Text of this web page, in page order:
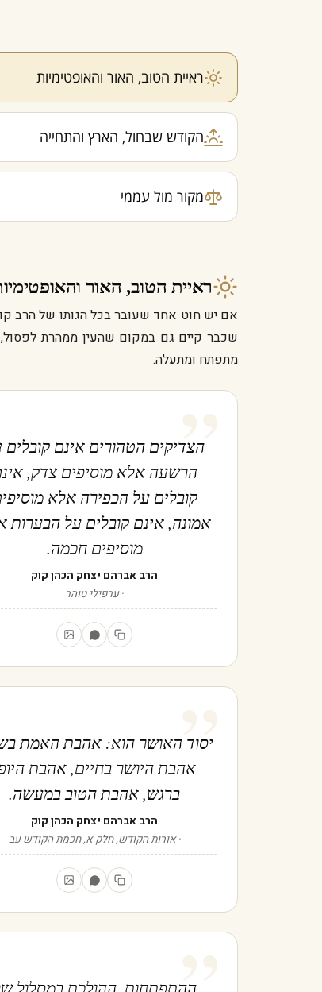
ראיית הטוב, האור והאופטימיות
הקודש שבחול, הארץ והתחייה
מקור מול עממי
ראיית הטוב, האור
אם יש חוט אחד שעובר בכל הגותו של הרב
שכבר קיים גם במקום שהעין ממהרת לפסול,
מתפתח ומתעלה.
”
הצדיקים הטהורים אינם קובלים
הרשעה אלא מוסיפים צדק,
קובלים על הכפירה אלא
אמונה, אינם קובלים על הבערות
מוסיפים חכמה.
הרב אברהם יצחק הכהן קוק
ערפילי טוהר
”
יסוד האושר הוא: אהבת האמת
אהבת היושר בחיים, אהבת
ברגש, אהבת הטוב במעשה.
הרב אברהם יצחק הכהן קוק
אורות הקודש, חלק א, חכמת הקודש עב